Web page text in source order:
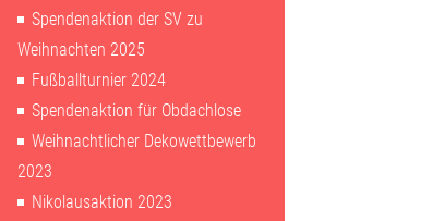
Spendenaktion der SV zu
Weihnachten 2025
Fußballturnier 2024
Spendenaktion für Obdachlose
Weihnachtlicher Dekowettbewerb
2023
Nikolausaktion 2023